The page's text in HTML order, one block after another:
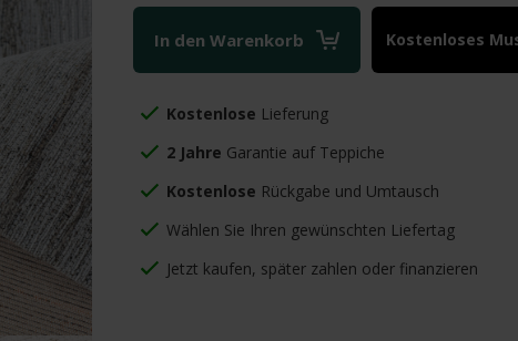
In den Warenkorb Kostenloses
Kostenlose Lieferung
2 Jahre Garantie auf Teppiche
Kostenlose Rückgabe und Umtausch
Wählen Sie Ihren gewünschten Liefertag
Jetzt kaufen, später zahlen oder finanzieren